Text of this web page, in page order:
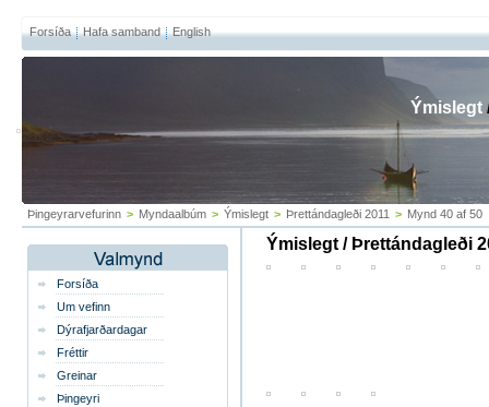
Forsíða Hafa samband English
Þingeyrarvefurinn > Myndaalbúm > Ýmislegt > Þrettándagleði 2011 > Mynd 40 af 50
Forsíða
Um vefinn
Dýrafjarðardagar
Fréttir
Greinar
Þingeyri
Ýmislegt / Þrettándagleði
Ýmislegt